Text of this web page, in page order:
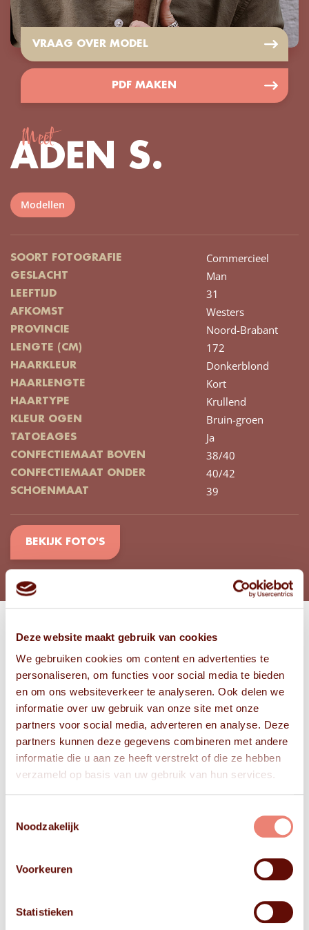
Deze website maakt gebruik van cookies
We gebruiken cookies om content en advertenties te
personaliseren, om functies voor social media te bieden
en om ons websiteverkeer te analyseren. Ook delen we
informatie over uw gebruik van onze site met onze
partners voor social media, adverteren en analyse. Deze
partners kunnen deze gegevens combineren met andere
informatie die u aan ze heeft verstrekt of die ze hebben
verzameld op basis van uw gebruik van hun services.
Noodzakelijk
Voorkeuren
Statistieken
VRAAG OVER MODEL
PDF MAKEN
Meet
ADEN S.
Modellen
SOORT FOTOGRAFIE Commercieel
GESLACHT Man
LEEFTIJD 31
AFKOMST Westers
PROVINCIE Noord-Brabant
LENGTE (CM) 172
HAARKLEUR Donkerblond
HAARLENGTE Kort
HAARTYPE Krullend
KLEUR OGEN Bruin-groen
TATOEAGES Ja
CONFECTIEMAAT BOVEN 38/40
CONFECTIEMAAT ONDER 40/42
SCHOENMAAT 39
BEKIJK FOTO'S
Bekijk
FOTO'S